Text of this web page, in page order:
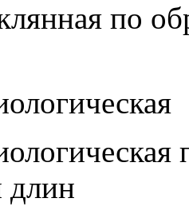
по
длин